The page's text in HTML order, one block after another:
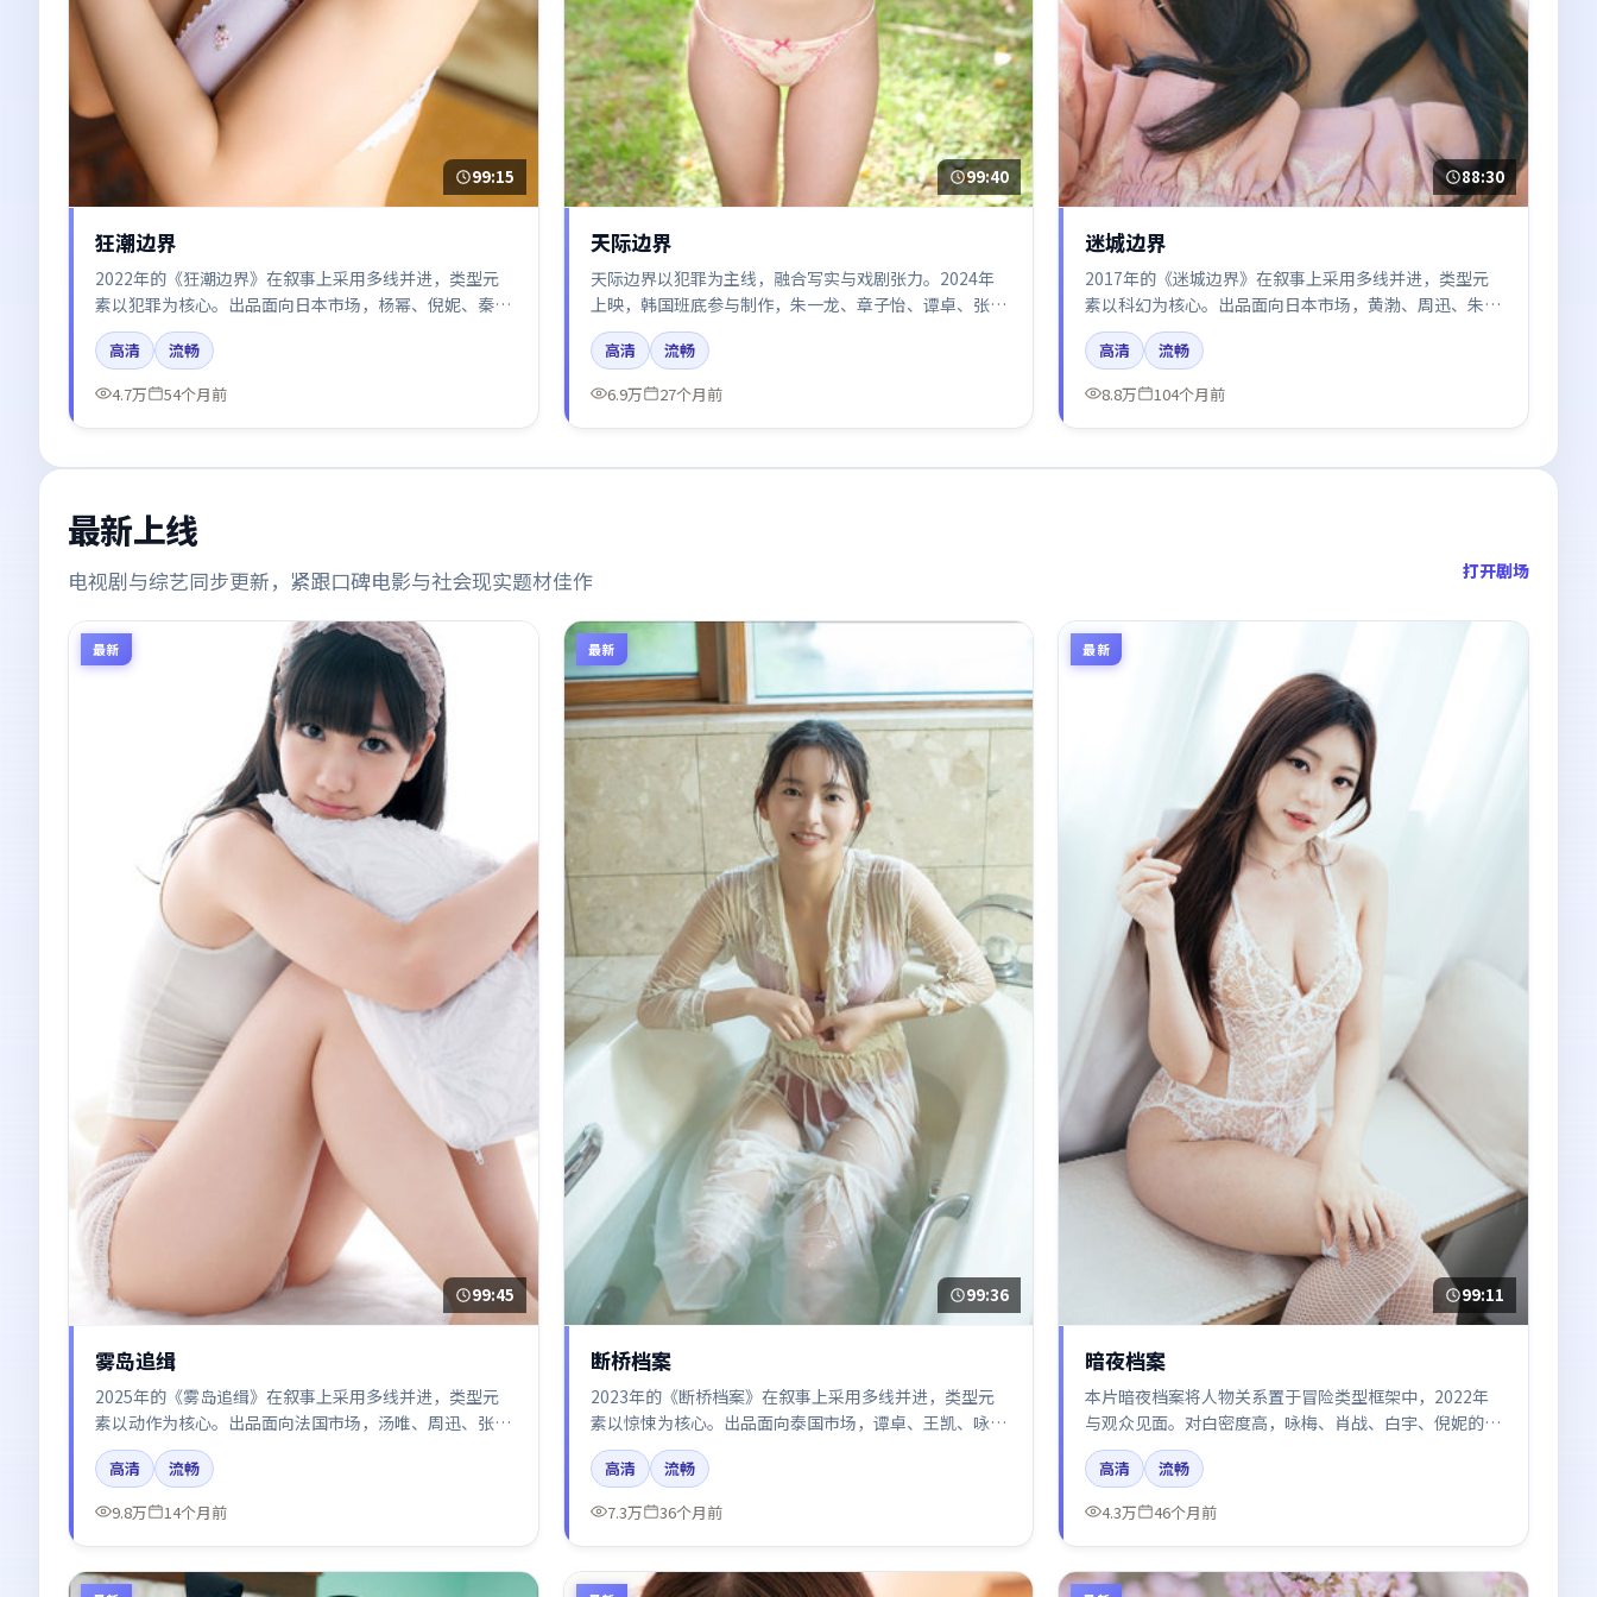
99:15
狂潮边界
2022年的《狂潮边界》在叙事上采用多线并进，类型元
素以犯罪为核心。出品面向日本市场，杨幂、倪妮、秦海
璐、张译所饰角色推动关键反转，结尾留白引发讨论。
高清
流畅
4.7万
54个月前
99:40
天际边界
天际边界以犯罪为主线，融合写实与戏剧张力。2024年
上映，韩国班底参与制作，朱一龙、章子怡、谭卓、张
译、秦海璐在片中呈现细腻表演，影像风格统一，配乐与
剪辑强化了情绪曲线。
高清
流畅
6.9万
27个月前
88:30
迷城边界
2017年的《迷城边界》在叙事上采用多线并进，类型元
素以科幻为核心。出品面向日本市场，黄渤、周迅、朱一
龙所饰角色推动关键反转，结尾留白引发讨论。
高清
流畅
8.8万
104个月前
最新上线
电视剧与综艺同步更新，紧跟口碑电影与社会现实题材佳作 打开剧场
最新
99:45
雾岛追缉
2025年的《雾岛追缉》在叙事上采用多线并进，类型元
素以动作为核心。出品面向法国市场，汤唯、周迅、张
译、谭卓所饰角色推动关键反转，结尾留白引发讨论。
高清
流畅
9.8万
14个月前
最新
99:36
断桥档案
2023年的《断桥档案》在叙事上采用多线并进，类型元
素以惊悚为核心。出品面向泰国市场，谭卓、王凯、咏
梅、廖凡所饰角色推动关键反转，结尾留白引发讨论。
高清
流畅
7.3万
36个月前
最新
99:11
暗夜档案
本片暗夜档案将人物关系置于冒险类型框架中，2022年
与观众见面。对白密度高，咏梅、肖战、白宇、倪妮的台
词节奏值得关注；整体气质偏英国都市与冷色调摄影。
高清
流畅
4.3万
46个月前